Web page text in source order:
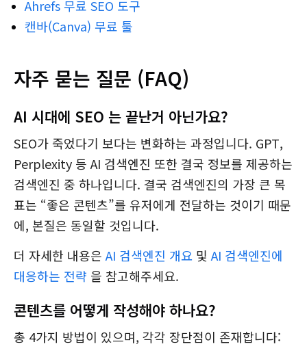
Ahrefs 무료 SEO 도구
캔바(Canva) 무료 툴
자주 묻는 질문 (FAQ)
AI 시대에 SEO 는 끝난거 아닌가요?
SEO가 죽었다기 보다는 변화하는 과정입니다. GPT,
Perplexity 등 AI 검색엔진 또한 결국 정보를 제공하는
검색엔진 중 하나입니다. 결국 검색엔진의 가장 큰 목
표는 “좋은 콘텐츠”를 유저에게 전달하는 것이기 때문
에, 본질은 동일할 것입니다.
더 자세한 내용은 AI 검색엔진 개요 및 AI 검색엔진에
대응하는 전략 을 참고해주세요.
콘텐츠를 어떻게 작성해야 하나요?
총 4가지 방법이 있으며, 각각 장단점이 존재합니다: